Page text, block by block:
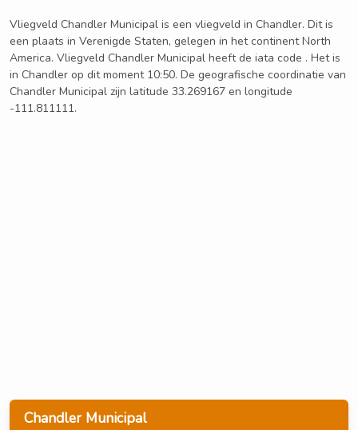
Chandler Municipal
Vliegveld Chandler Municipal is een vliegveld in Chandler. Dit is
een plaats in Verenigde Staten, gelegen in het continent North
America. Vliegveld Chandler Municipal heeft de iata code . Het is
in Chandler op dit moment 10:50. De geografische coordinatie van
Chandler Municipal zijn latitude 33.269167 en longitude
-111.811111.